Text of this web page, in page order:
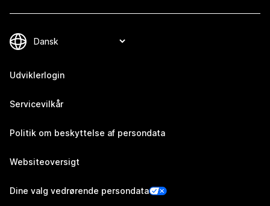
Udviklerlogin
Servicevilkår
Politik om beskyttelse af persondata
Websiteoversigt
Dine valg vedrørende persondata